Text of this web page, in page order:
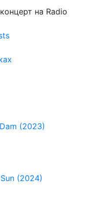
на Radio
(2023)
(2024)